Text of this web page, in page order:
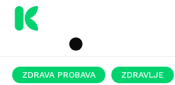
ZDRAVA PROBAVA ZDRAVLJE